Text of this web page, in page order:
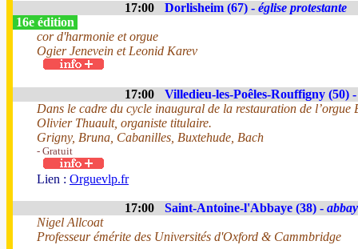
17:00 Dorlisheim (67) - église protestante
16e édition
cor d'harmonie et orgue
Ogier Jenevein et Leonid Karev
17:00
Villedieu-les-Poêles-Rouffigny (50)
Dans le cadre du cycle inaugural de la restauration de l’orgue
Olivier Thuault, organiste titulaire.
Grigny, Bruna, Cabanilles, Buxtehude, Bach
- Gratuit
Lien : Orguevlp.fr
17:00 Saint-Antoine-l'Abbaye (38) -
Nigel Allcoat
Professeur émérite des Universités d'Oxford & Cammbridge